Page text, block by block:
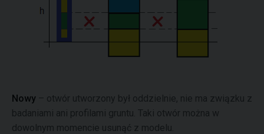
Nowy – otwór utworzony był oddzielnie, nie ma związku z
badaniami ani profilami gruntu. Taki otwór można w
dowolnym momencie usunąć z modelu.